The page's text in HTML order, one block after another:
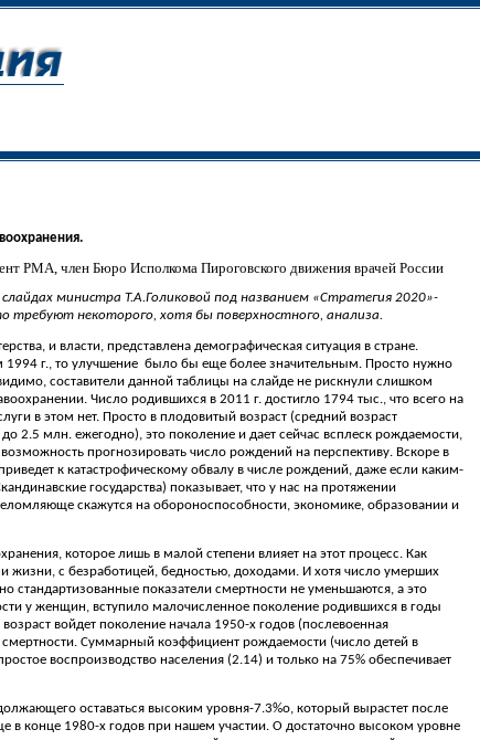
РМА, член Бюро Исполкома Пироговского движения врачей России
министра Т.А.Голиковой под названием «Стратегия 2020»-
некоторого, хотя бы поверхностного, анализа.
и власти, представлена демографическая ситуация в стране.
г., то улучшение было бы еще более значительным. Просто нужно
составители данной таблицы на слайде не рискнули слишком
Число родившихся в 2011 г. достигло 1794 тыс., что всего на
в этом нет. Просто в плодовитый возраст (средний возраст
млн. ежегодно), это поколение и дает сейчас всплеск рождаемости,
прогнозировать число рождений на перспективу. Вскоре в
к катастрофическому обвалу в числе рождений, даже если каким-
государства) показывает, что у нас на протяжении
скажутся на обороноспособности, экономике, образовании и
которое лишь в малой степени влияет на этот процесс. Как
жизни, с безработицей, бедностью, доходами. И хотя число умерших
стандартизованные показатели смертности не уменьшаются, а это
у женщин, вступило малочисленное поколение родившихся в годы
войдет поколение начала 1950-х годов (послевоенная
Суммарный коэффициент рождаемости (число детей в
воспроизводство населения (2.14) и только на 75% обеспечивает
оставаться высоким уровня-7.3%о, который вырастет после
конце 1980-х годов при нашем участии. О достаточно высоком уровне